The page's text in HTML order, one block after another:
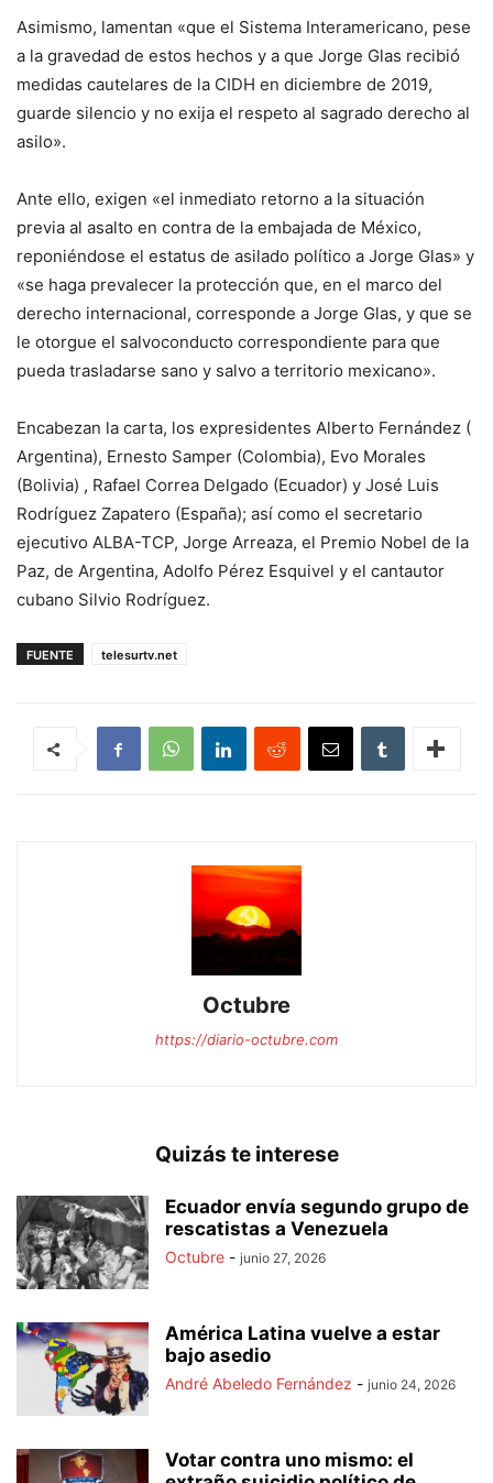
Asimismo, lamentan «que el Sistema Interamericano, pese
a la gravedad de estos hechos y a que Jorge Glas recibió
medidas cautelares de la CIDH en diciembre de 2019,
guarde silencio y no exija el respeto al sagrado derecho al
asilo».
Ante ello, exigen «el inmediato retorno a la situación
previa al asalto en contra de la embajada de México,
reponiéndose el estatus de asilado político a Jorge Glas» y
«se haga prevalecer la protección que, en el marco del
derecho internacional, corresponde a Jorge Glas, y que se
le otorgue el salvoconducto correspondiente para que
pueda trasladarse sano y salvo a territorio mexicano».
Encabezan la carta, los expresidentes Alberto Fernández (
Argentina), Ernesto Samper (Colombia), Evo Morales
(Bolivia) , Rafael Correa Delgado (Ecuador) y José Luis
Rodríguez Zapatero (España); así como el secretario
ejecutivo ALBA-TCP, Jorge Arreaza, el Premio Nobel de la
Paz, de Argentina, Adolfo Pérez Esquivel y el cantautor
cubano Silvio Rodríguez.
FUENTE telesurtv.net
Octubre
https://diario-octubre.com
Quizás te interese
Ecuador envía segundo grupo de
rescatistas a Venezuela
Octubre - junio 27, 2026
América Latina vuelve a estar
bajo asedio
André Abeledo Fernández - junio 24, 2026
Votar contra uno mismo: el